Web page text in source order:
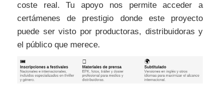
coste real. Tu apoyo nos permite acceder a
certámenes de prestigio donde este proyecto
puede ser visto por productoras, distribuidoras y
el público que merece.